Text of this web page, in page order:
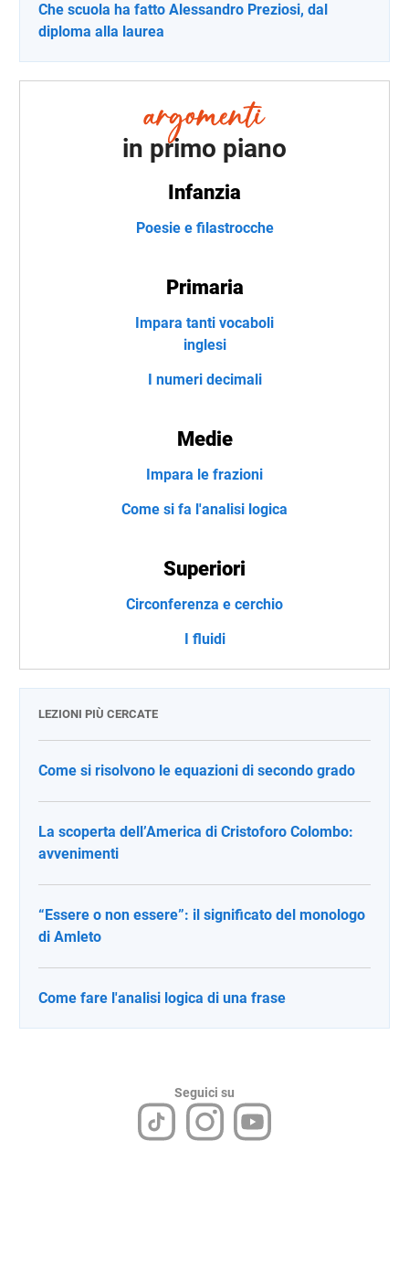
Che scuola ha fatto Alessandro Preziosi, dal
diploma alla laurea
in primo piano
Infanzia
Poesie e filastrocche
Primaria
Impara tanti vocaboli
inglesi
I numeri decimali
Medie
Impara le frazioni
Come si fa l'analisi logica
Superiori
Circonferenza e cerchio
I fluidi
LEZIONI PIÙ CERCATE
Come si risolvono le equazioni di secondo grado
La scoperta dell’America di Cristoforo Colombo:
avvenimenti
“Essere o non essere”: il significato del monologo
di Amleto
Come fare l'analisi logica di una frase
Seguici su